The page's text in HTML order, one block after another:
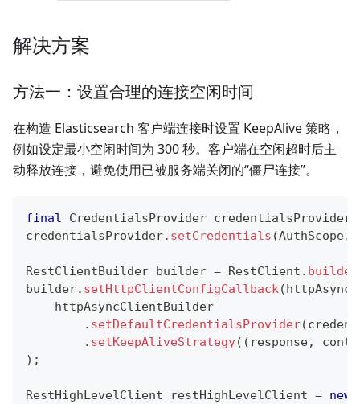
解决方案
方法一：设置合理的连接空闲时间
在构造 Elasticsearch 客户端连接时设置 KeepAlive 策略，
例如设定最小空闲时间为 300 秒。客户端在空闲超时后主
动释放连接，避免使用已被服务端关闭的“僵尸连接”。
final CredentialsProvider credentialsProvider
credentialsProvider. setCredentials (AuthScope.
RestClientBuilder builder = RestClient . builder
builder. setHttpClientConfigCallback(
    httpAsyncClientBuilder
. setDefaultCredentialsProvider(
. setKeepAliveStrategy( ( response,
) ;
RestHighLevelClient restHighLevelClient = new